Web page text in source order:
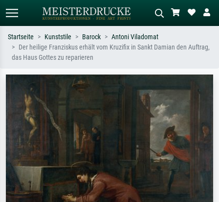
Standardsuche
oder Stilen – z.B. Monet,
Sternennacht, Impressionismus, Welle
Hokusai, Akt.
Ölgemälde, Stehender Akt neben einem
Baum.
Startseite Kunststile Barock
Antoni Viladomat
Der heilige Franziskus erhält vom Kruzifix in Sankt Damian den Auftrag,
das Haus Gottes zu reparieren